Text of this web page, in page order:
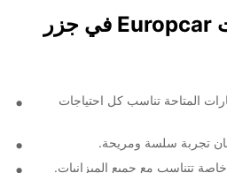
فوائد تأجير سيارات Europcar في جزر
المتاحة تناسب كل احتياجات
تجربة سلسة ومريحة.
تتناسب مع جميع الميزانيات.